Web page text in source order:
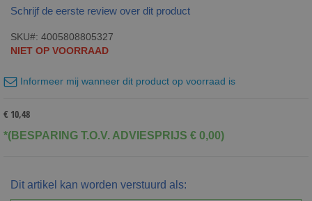
Schrijf de eerste review over dit product
SKU
4005808805327
NIET OP VOORRAAD
Informeer mij wanneer dit product op voorraad is
€ 10,48
*(BESPARING T.O.V. ADVIESPRIJS € 0,00)
Dit artikel kan worden verstuurd als: